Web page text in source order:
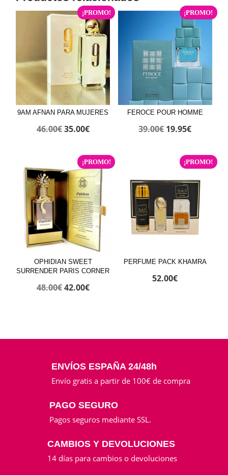
¡PROMO!
9AM AFNAN PARA MUJERES
46.00€El
original
era:
46.00€.
35.00€El
actual
es:
35.00€.
¡PROMO!
FEROCE POUR HOMME
39.00€ El
original
era:
39.00€.
19.95€El
actual
es:
19.95€.
¡PROMO!
OPHIDIAN SWEET
SURRENDER PARIS CORNER
48.00€El
42.00€El
¡PROMO!
PERFUME PACK KHAMRA
52.00€
ENVÍOS ESPAÑA 24/48h
Envío gratis a partir de 100€ de compra
PAGO SEGURO
Pagos seguros mediante SSL.
CAMBIOS Y DEVOLUCIONES
14 días para cambios o devoluciones